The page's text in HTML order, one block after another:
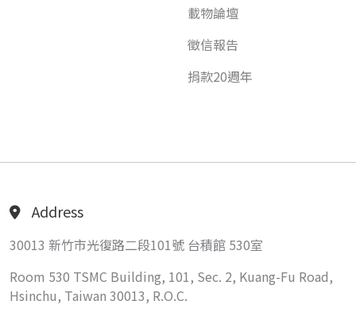
載物論壇
徵信報告
捐款20週年
Address
30013 新竹市光復路二段101號 台積館 530室
Room 530 TSMC Building, 101, Sec. 2, Kuang-Fu Road,
Hsinchu, Taiwan 30013, R.O.C.